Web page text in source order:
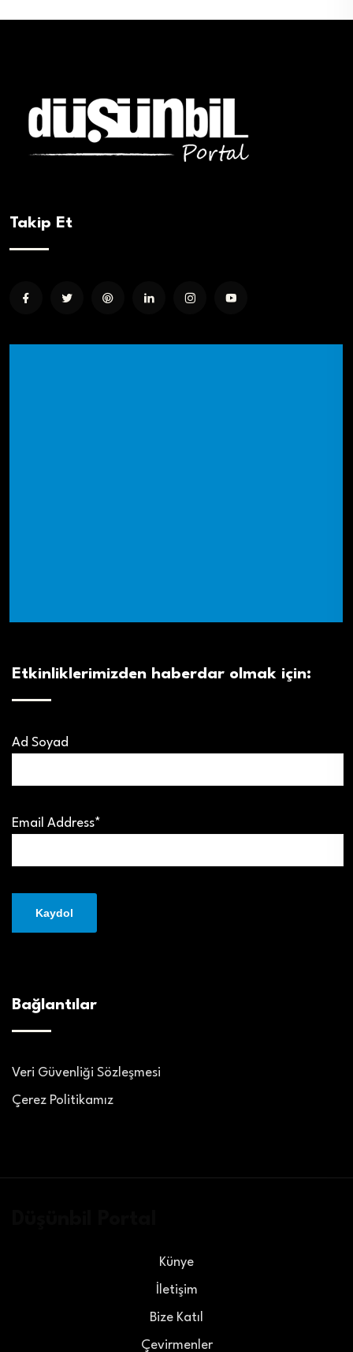
Takip Et
Etkinliklerimizden haberdar olmak için:
Ad Soyad
Email Address*
Bağlantılar
Veri Güvenliği Sözleşmesi
Çerez Politikamız
Künye
İletişim
Bize Katıl
Çevirmenler